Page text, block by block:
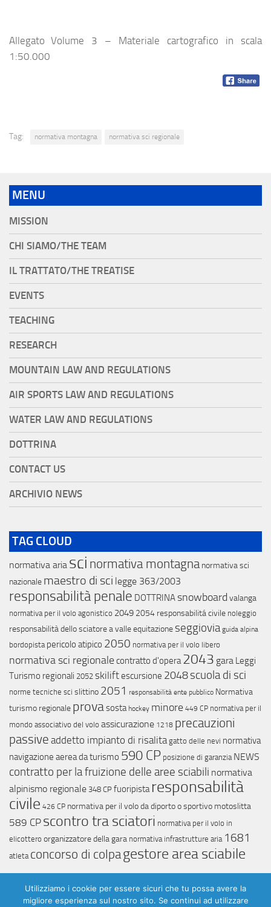
Allegato Volume 3 – Materiale cartografico in scala
1:50.000
Tag: normativa montagna normativa sci regionale
MENU
MISSION
CHI SIAMO/THE TEAM
IL TRATTATO/THE TREATISE
EVENTS
TEACHING
RESEARCH
MOUNTAIN LAW AND REGULATIONS
AIR SPORTS LAW AND REGULATIONS
WATER LAW AND REGULATIONS
DOTTRINA
CONTACT US
ARCHIVIO NEWS
TAG CLOUD
normativa aria sci normativa montagna normativa sci
nazionale maestro di sci legge 363/2003
responsabilità penale DOTTRINA snowboard valanga
normativa per il volo agonistico 2049 2054 responsabilitá civile noleggio
responsabilità dello sciatore a valleequitazione seggiovia guida alpina
bordopista pericolo atipico 2050 normativa per il volo libero
normativa sci regionalecontratto d'opera 2043 gara Leggi
Turismo regionali 2052 skiliftescursione 2048scuola di sci
norme tecniche sci slittino 2051 responsabilità ente pubblico Normativa
turismo regionale provasosta hockey minore 449 CP normativa per il
mondo associativo del volo assicurazione 1218 precauzioni
passive addetto impianto di risalita gatto delle nevi normativa
navigazione aerea da turismo 590 CP posizione di garanzia NEWS
contratto per la fruizione delle aree sciabili normativa
alpinismo regionale 348 CP fuoripista responsabilità
civile 426 CP normativa per il volo da diporto o sportivo motoslitta
589 CP scontro tra sciatori normativa per il volo in
elicottero organizzatore della gara normativa infrastrutture aria 1681
atleta concorso di colpagestore area sciabile
Utilizziamo i cookie per essere sicuri che tu possa avere la
migliore esperienza sul nostro sito. Se continui ad utilizzare